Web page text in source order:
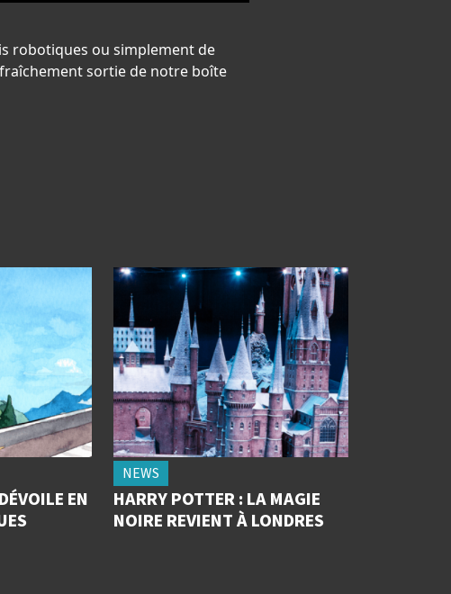
robotiques ou simplement de
sortie de notre boîte
EN
NEWS
HARRY POTTER : LA MAGIE
NOIRE REVIENT À LONDRES